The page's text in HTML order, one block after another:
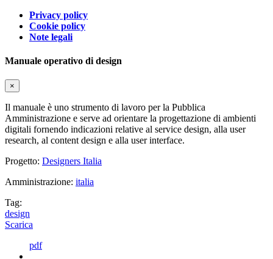
Privacy policy
Cookie policy
Note legali
Manuale operativo di design
×
Il manuale è uno strumento di lavoro per la Pubblica
Amministrazione e serve ad orientare la progettazione di ambienti
digitali fornendo indicazioni relative al service design, alla user
research, al content design e alla user interface.
Progetto: Designers Italia
Amministrazione: italia
Tag:
design
Scarica
pdf